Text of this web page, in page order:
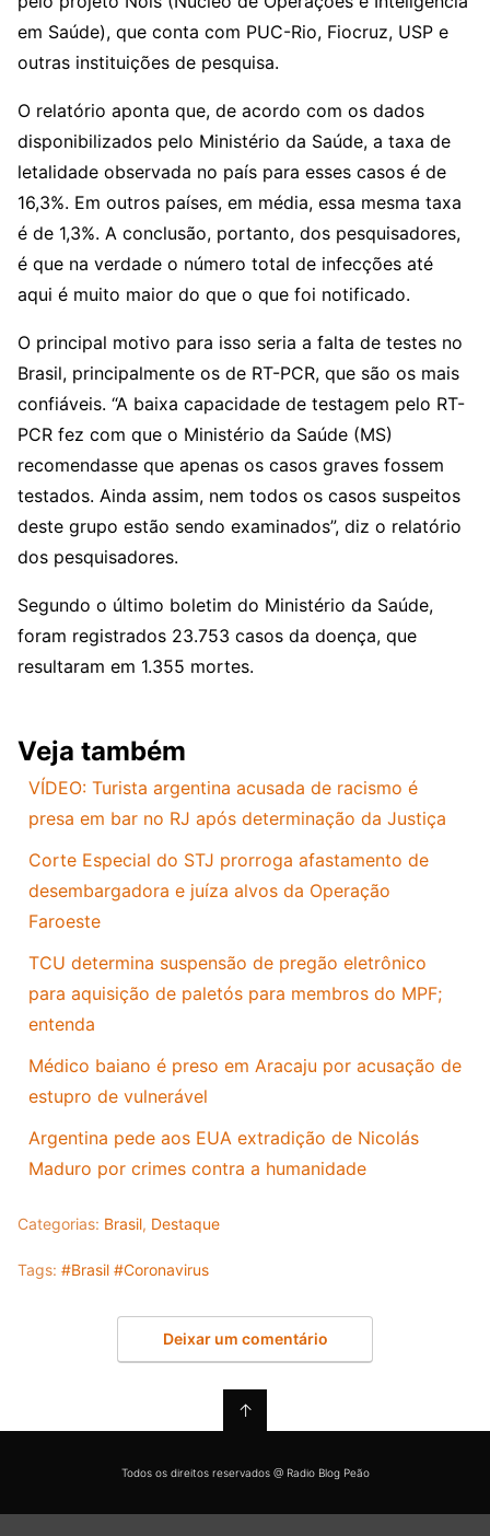
em Saúde), que conta com PUC-Rio, Fiocruz, USP e
outras instituições de pesquisa.
O relatório aponta que, de acordo com os dados
disponibilizados pelo Ministério da Saúde, a taxa de
letalidade observada no país para esses casos é de
16,3%. Em outros países, em média, essa mesma taxa
é de 1,3%. A conclusão, portanto, dos pesquisadores,
é que na verdade o número total de infecções até
aqui é muito maior do que o que foi notificado.
O principal motivo para isso seria a falta de testes no
Brasil, principalmente os de RT-PCR, que são os mais
confiáveis. “A baixa capacidade de testagem pelo RT-
PCR fez com que o Ministério da Saúde (MS)
recomendasse que apenas os casos graves fossem
testados. Ainda assim, nem todos os casos suspeitos
deste grupo estão sendo examinados”, diz o relatório
dos pesquisadores.
Segundo o último boletim do Ministério da Saúde,
foram registrados 23.753 casos da doença, que
resultaram em 1.355 mortes.
Veja também
VÍDEO: Turista argentina acusada de racismo é
presa em bar no RJ após determinação da Justiça
Corte Especial do STJ prorroga afastamento de
desembargadora e juíza alvos da Operação
Faroeste
TCU determina suspensão de pregão eletrônico
para aquisição de paletós para membros do MPF;
entenda
Médico baiano é preso em Aracaju por acusação de
estupro de vulnerável
Argentina pede aos EUA extradição de Nicolás
Maduro por crimes contra a humanidade
Categorias: Brasil, Destaque
Tags: #Brasil #Coronavirus
Deixar um comentário
↑
Todos os direitos reservados @ Radio Blog Peão